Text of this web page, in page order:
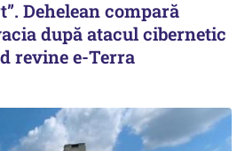
Dehelean compară
după atacul cibernetic
revine e-Terra